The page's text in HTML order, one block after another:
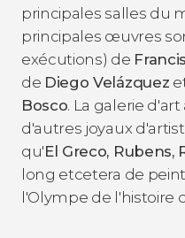
principales salles du
principales œuvres
exécutions) de
de Diego Velázquez
Bosco. La galerie
d'autres joyaux
qu'El Greco, Rubens,
long etcetera de
l'Olympe de l'histoire